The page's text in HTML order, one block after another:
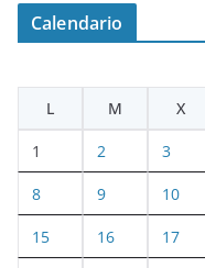
Calendario
L
M X
1 2 3
8 9 10
15 16 17